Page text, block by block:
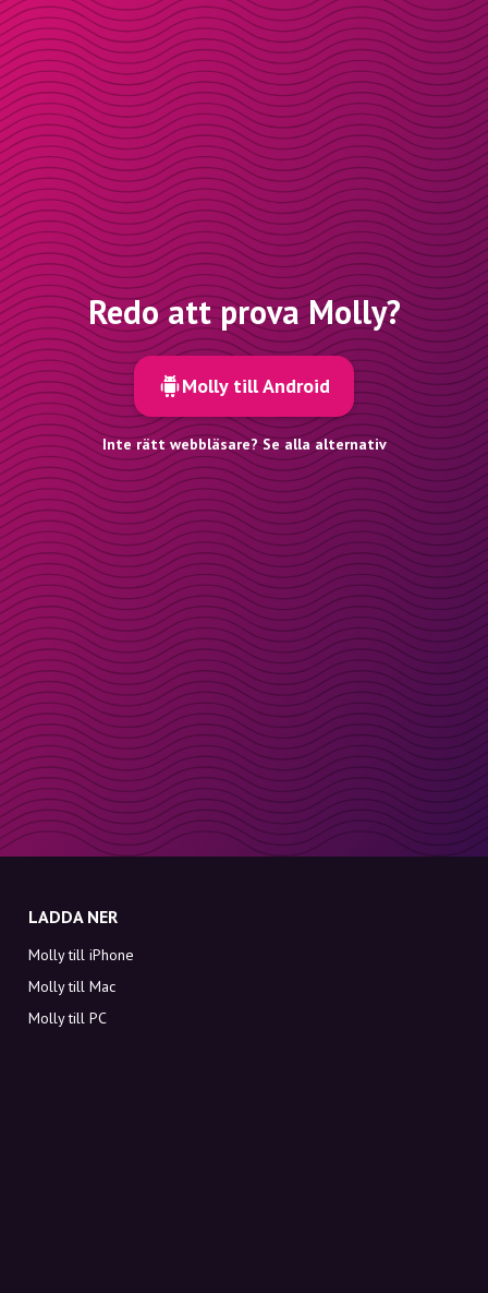
Redo att prova Molly?
Molly till Android
Inte rätt webbläsare? Se alla alternativ
LADDA NER
Molly till iPhone
Molly till Mac
Molly till PC